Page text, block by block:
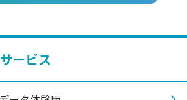
ービス